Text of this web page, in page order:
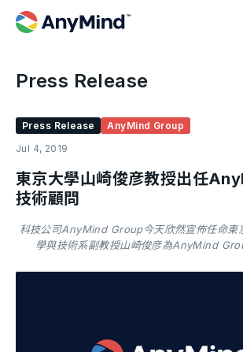
Press Release
Press Release
AnyMind Group
Jul 4, 2019
東京大學山崎俊彦教授出任
技術顧問
科技公司AnyMind Group今天欣然宣佈任命東
學與技術系副教授山崎俊彦為AnyMind